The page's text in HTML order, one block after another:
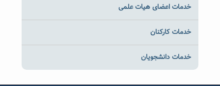
خدمات اعضای هیات علمی
خدمات کارکنان
خدمات دانشجویان